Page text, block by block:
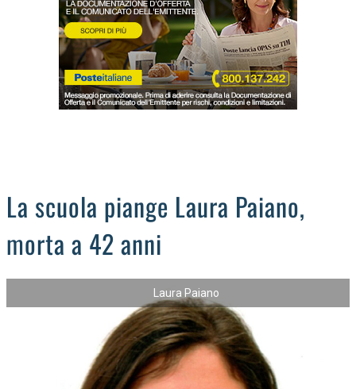
OCCHIO ALLA TRUFFA
NECROLOGI
La scuola piange Laura Paiano,
morta a 42 anni
Laura Paiano